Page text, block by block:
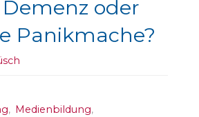
oder
Panikmache?
, Medienbildung,